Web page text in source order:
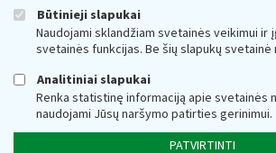
Būtinieji slapukai
Naudojami sklandžiam svetainės veikimui ir
svetainės funkcijas. Be šių slapukų
Analitiniai slapukai
Renka statistinę informaciją apie svetainės
naudojami Jūsų naršymo patirties gerinimui.
PATVIRTINTI